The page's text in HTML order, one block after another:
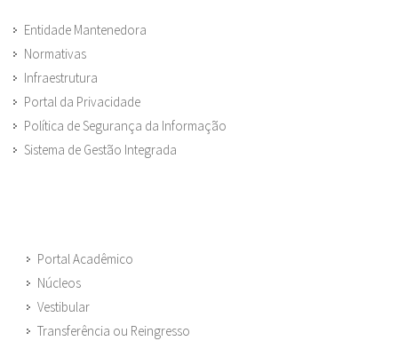
Entidade Mantenedora
Normativas
Infraestrutura
Portal da Privacidade
Política de Segurança da Informação
Sistema de Gestão Integrada
Portal Acadêmico
Núcleos
Vestibular
Transferência ou Reingresso